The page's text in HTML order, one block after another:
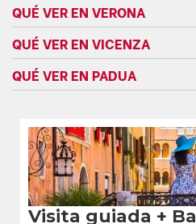
QUÉ VER EN VERONA
QUÉ VER EN VICENZA
QUÉ VER EN PADUA